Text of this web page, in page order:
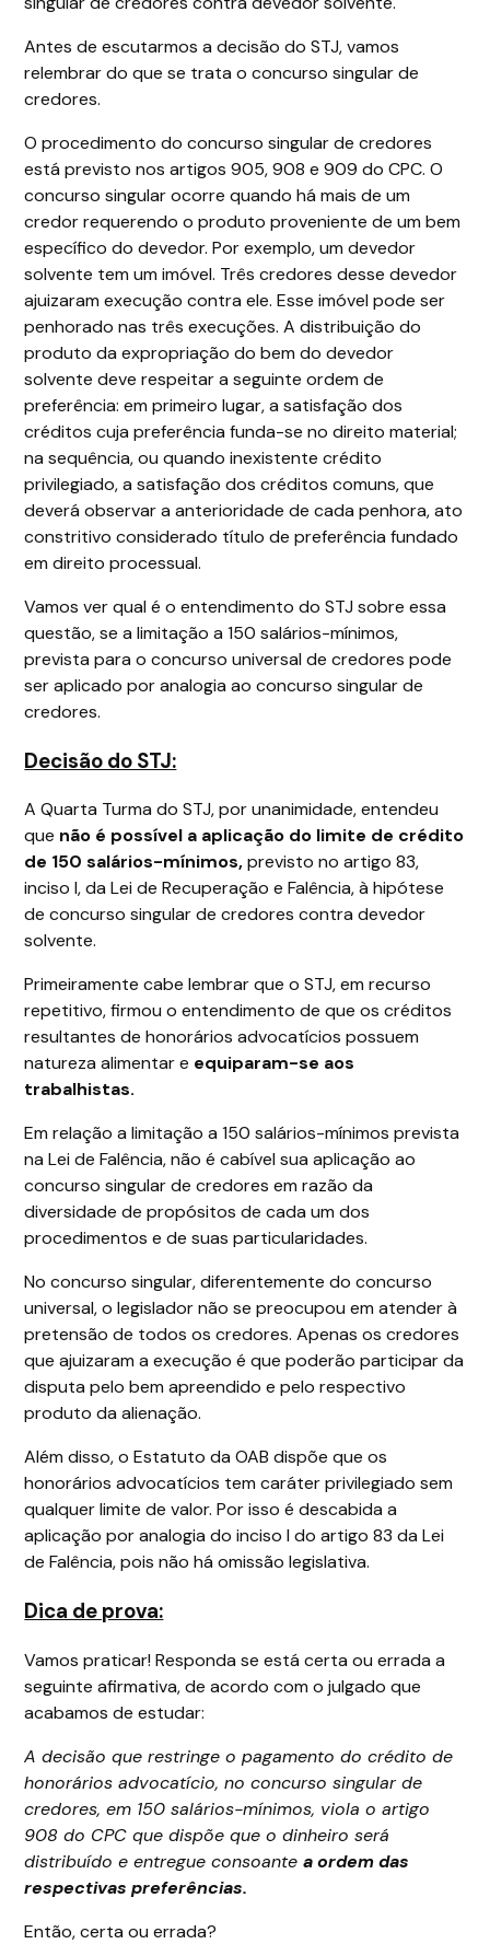
Antes de escutarmos a decisão do STJ, vamos
relembrar do que se trata o concurso singular de
credores.
O procedimento do concurso singular de credores
está previsto nos artigos 905, 908 e 909 do CPC. O
concurso singular ocorre quando há mais de um
credor requerendo o produto proveniente de um bem
específico do devedor. Por exemplo, um devedor
solvente tem um imóvel. Três credores desse devedor
ajuizaram execução contra ele. Esse imóvel pode ser
penhorado nas três execuções. A distribuição do
produto da expropriação do bem do devedor
solvente deve respeitar a seguinte ordem de
preferência: em primeiro lugar, a satisfação dos
créditos cuja preferência funda-se no direito material;
na sequência, ou quando inexistente crédito
privilegiado, a satisfação dos créditos comuns, que
deverá observar a anterioridade de cada penhora, ato
constritivo considerado título de preferência fundado
em direito processual.
Vamos ver qual é o entendimento do STJ sobre essa
questão, se a limitação a 150 salários-mínimos,
prevista para o concurso universal de credores pode
ser aplicado por analogia ao concurso singular de
credores.
Decisão do STJ:
A Quarta Turma do STJ, por unanimidade, entendeu
que não é possível a aplicação do limite de crédito
de 150 salários-mínimos,previsto no artigo 83,
inciso I, da Lei de Recuperação e Falência, à hipótese
de concurso singular de credores contra devedor
solvente.
Primeiramente cabe lembrar que o STJ, em recurso
repetitivo, firmou o entendimento de que os créditos
resultantes de honorários advocatícios possuem
natureza alimentar e equiparam-se aos
trabalhistas.
Em relação a limitação a 150 salários-mínimos prevista
na Lei de Falência, não é cabível sua aplicação ao
concurso singular de credores em razão da
diversidade de propósitos de cada um dos
procedimentos e de suas particularidades.
No concurso singular, diferentemente do concurso
universal, o legislador não se preocupou em atender à
pretensão de todos os credores. Apenas os credores
que ajuizaram a execução é que poderão participar da
disputa pelo bem apreendido e pelo respectivo
produto da alienação.
Além disso, o Estatuto da OAB dispõe que os
honorários advocatícios tem caráter privilegiado sem
qualquer limite de valor. Por isso é descabida a
aplicação por analogia do inciso I do artigo 83 da Lei
de Falência, pois não há omissão legislativa.
Dica de prova:
Vamos praticar! Responda se está certa ou errada a
seguinte afirmativa, de acordo com o julgado que
acabamos de estudar:
A decisão que restringe o pagamento do crédito de
honorários advocatício, no concurso singular de
credores, em 150 salários-mínimos, viola o artigo
908 do CPC que dispõe que o dinheiro será
distribuído e entregue consoantea ordem das
respectivas preferências.
Então, certa ou errada?